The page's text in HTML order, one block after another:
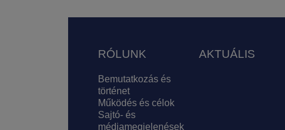
Lábléc
RÓLUNK
Bemutatkozás és
történet
Működés és célok
Sajtó- és
médiamegjelenések
AKTUÁLIS